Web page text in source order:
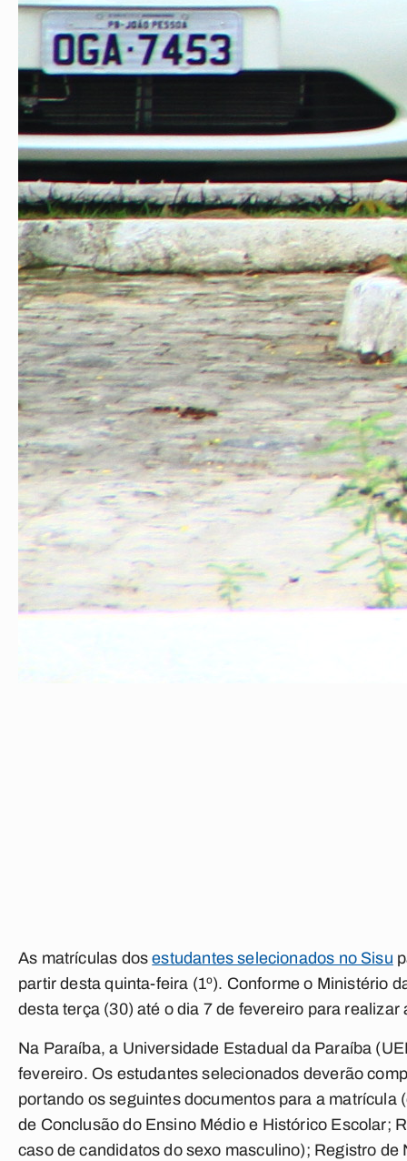
As matrículas dosestudantes selecionados no Sisu
partir desta quinta-feira (1º). Conforme o Ministério
desta terça (30) até o dia 7 de fevereiro para
Na Paraíba, a Universidade Estadual da Paraíba
fevereiro. Os estudantes selecionados deverão
portando os seguintes documentos para a
de Conclusão do Ensino Médio e Histórico Escolar;
caso de candidatos do sexo masculino); Registro